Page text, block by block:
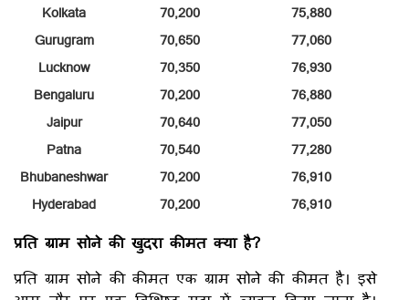
Kolkata
70,200
75,880
Gurugram
70,650
77,060
Lucknow
70,350
76,930
Bengaluru
70,200
76,880
Jaipur
70,640
77,050
Patna
70,540
77,280
Bhubaneshwar
70,200
76,910
Hyderabad
70,200 76,910
प्रति ग्राम सोने की खुदरा कीमत क्या है?
प्रति ग्राम सोने की कीमत एक ग्राम सोने की कीमत है। इसे